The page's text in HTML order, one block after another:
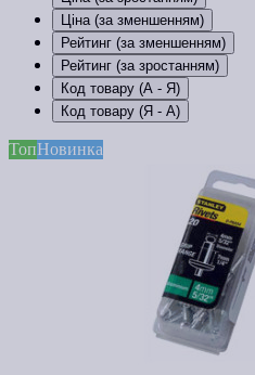
Ціна (за зменшенням)
Рейтинг (за зменшенням)
Рейтинг (за зростанням)
Код товару (А - Я)
Код товару (Я - А)
ТопНовинка